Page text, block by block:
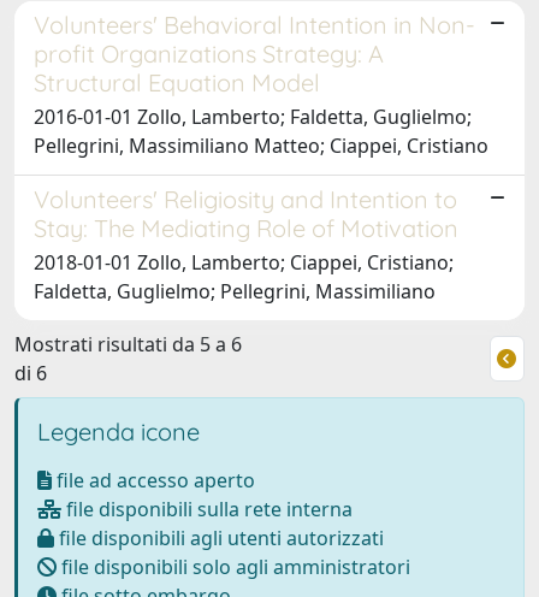
Volunteers' Behavioral Intention in Non-
profit Organizations Strategy: A
Structural Equation Model
2016-01-01 Zollo, Lamberto; Faldetta, Guglielmo;
Pellegrini, Massimiliano Matteo; Ciappei, Cristiano
Volunteers' Religiosity and Intention to
Stay: The Mediating Role of Motivation
2018-01-01 Zollo, Lamberto; Ciappei, Cristiano;
Faldetta, Guglielmo; Pellegrini, Massimiliano
Mostrati risultati da 5 a 6
di 6
Legenda icone
file ad accesso aperto
file disponibili sulla rete interna
file disponibili agli utenti autorizzati
file disponibili solo agli amministratori